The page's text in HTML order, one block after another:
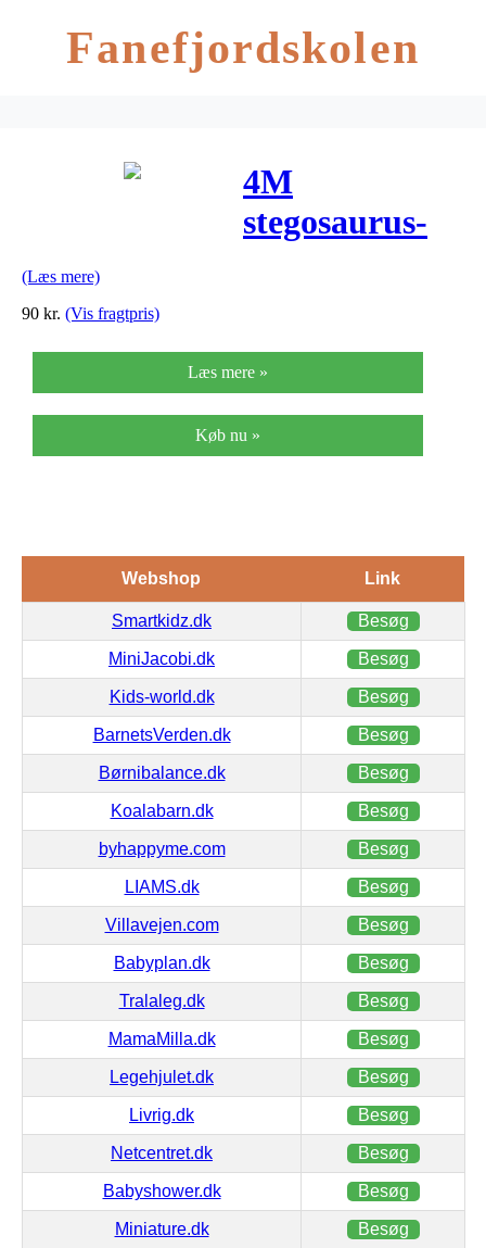
Fanefjordskolen
4M
stegosaurus-
(Læs mere)
90 kr. (Vis fragtpris)
Læs mere »
Køb nu »
Webshop Link
Smartkidz.dk Besøg
MiniJacobi.dk Besøg
Kids-world.dk Besøg
BarnetsVerden.dk Besøg
Børnibalance.dk Besøg
Koalabarn.dk Besøg
byhappyme.com Besøg
LIAMS.dk Besøg
Villavejen.com Besøg
Babyplan.dk Besøg
Tralaleg.dk Besøg
MamaMilla.dk Besøg
Legehjulet.dk Besøg
Livrig.dk Besøg
Netcentret.dk Besøg
Babyshower.dk Besøg
Miniature.dk Besøg